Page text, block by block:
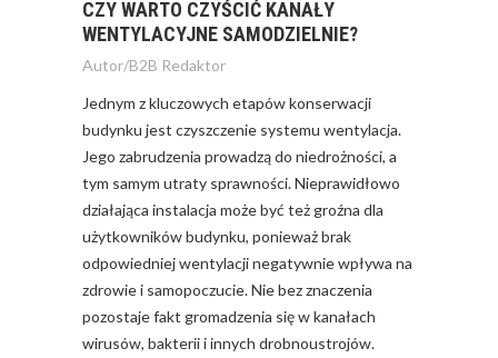
CZY WARTO CZYŚCIĆ KANAŁY
WENTYLACYJNE SAMODZIELNIE?
Autor/B2B Redaktor
Jednym z kluczowych etapów konserwacji
budynku jest czyszczenie systemu wentylacja.
Jego zabrudzenia prowadzą do niedrożności, a
tym samym utraty sprawności. Nieprawidłowo
działająca instalacja może być też groźna dla
użytkowników budynku, ponieważ brak
odpowiedniej wentylacji negatywnie wpływa na
zdrowie i samopoczucie. Nie bez znaczenia
pozostaje fakt gromadzenia się w kanałach
wirusów, bakterii i innych drobnoustrojów.